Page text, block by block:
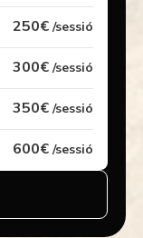
250€ /sessió
300€ /sessió
350€ /sessió
600€ /sessió